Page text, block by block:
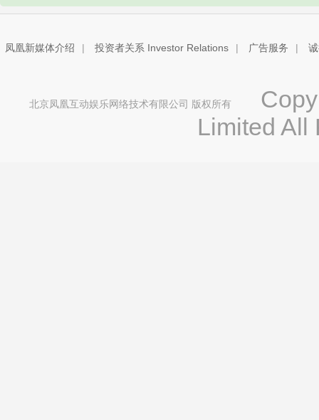
凤凰新媒体介绍 | 投资者关系 Investor Relations | 广告服务 |
北京凤凰互动娱乐网络技术有限公司 版权所有
Limited All